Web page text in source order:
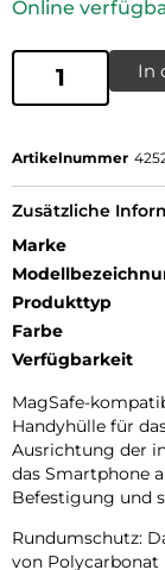
Online
In
Artikelnummer
Zusätzliche
Marke
Produkttyp
Farbe
Verfügbarkeit
MagSafe-
Handyhülle für
Ausrichtung der
das Smartphone
Befestigung und
Rundumschutz:
von